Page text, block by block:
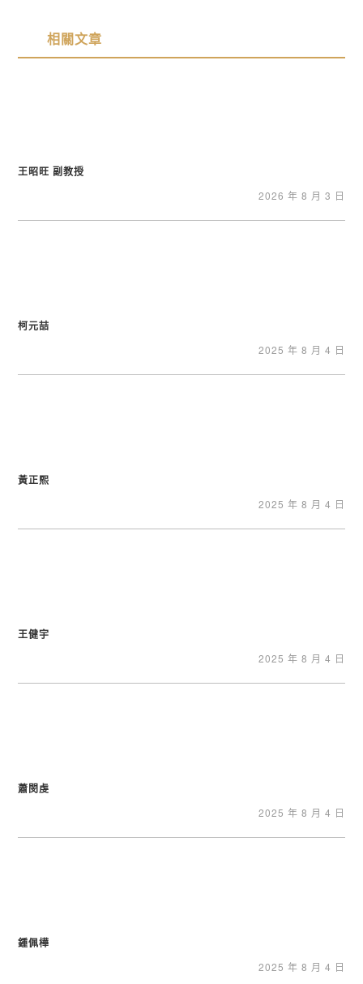
相關文章
王昭旺 副教授
2026 年 8 月 3 日
柯元喆
2025 年 8 月 4 日
黃正熙
2025 年 8 月 4 日
王健宇
2025 年 8 月 4 日
蕭閔虔
2025 年 8 月 4 日
鍾佩樺
2025 年 8 月 4 日